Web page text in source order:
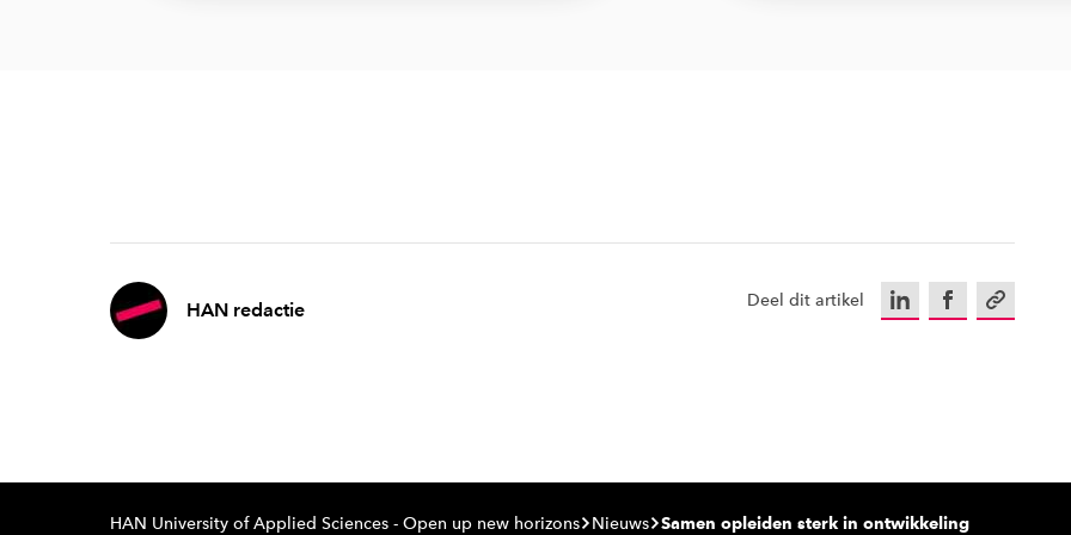
HAN redactie Deel dit artikel LinkedInFacebookKopieer url
HAN University of Applied Sciences - Open up new horizons Nieuws Samen opleiden sterk in ontwikkeling